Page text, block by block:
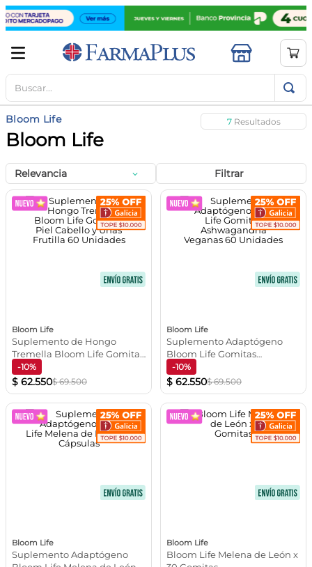
Buscar...
Bloom Life 7
Bloom Life
Filtrar
Relevancia
Bloom Life
Suplemento de Hongo
Tremella Bloom Life Gomitas
Piel Cabello y Uñas Frutilla
60 Unidades
-10%
$ 62.550$ 69.500
Bloom Life
Suplemento Adaptógeno
Bloom Life Gomitas
Ashwagandha Veganas 60
Unidades
-10%
$ 62.550$ 69.500
Bloom Life
Suplemento Adaptógeno
Bloom Life
Bloom Life Melena de León x
TÉRMINOS MÁS BUSCADOS
1.
mela b3
2 .
cerave limpieza
4.
loreal
5.
shampoo
proteina
10. vitamina c